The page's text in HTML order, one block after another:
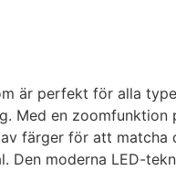
är perfekt för alla
Med en
färger för att
moderna LED-